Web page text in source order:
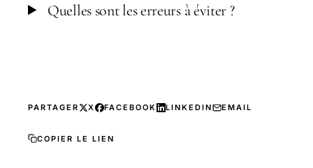
Quelles sont les erreurs à éviter ?
PARTAGER X FACEBOOK LINKEDIN EMAIL
COPIER LE LIEN